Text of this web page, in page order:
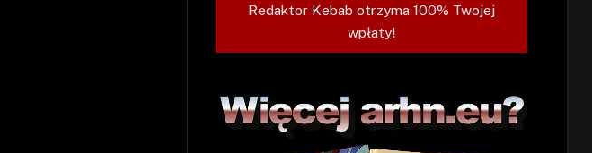
Redaktor Kebab otrzyma 100% Twojej
wpłaty!